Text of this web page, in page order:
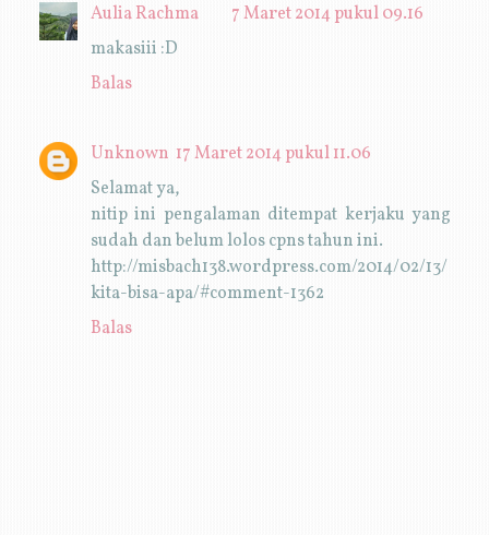
Aulia Rachma
7 Maret 2014 pukul 09.16
makasiii :D
Balas
Unknown 17 Maret 2014 pukul 11.06
Selamat ya,
nitip ini pengalaman ditempat kerjaku yang
sudah dan belum lolos cpns tahun ini.
http://misbach138.wordpress.com/2014/02/13/
kita-bisa-apa/#comment-1362
Balas